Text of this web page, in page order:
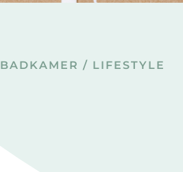
BADKAMER / LIFESTYLE